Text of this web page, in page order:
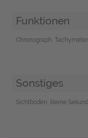
Funktionen
Chronograph, Tachymeter
Sonstiges
Sichtboden, kleine